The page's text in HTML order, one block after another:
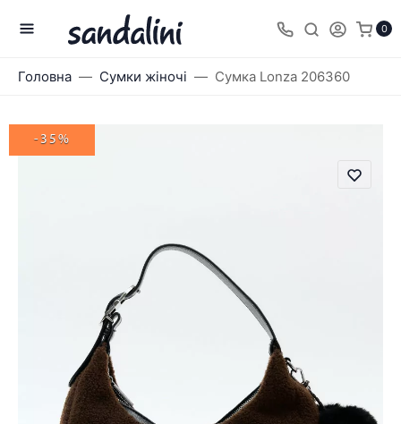
0
Головна Сумки жіночі Сумка Lonza 206360
-35%